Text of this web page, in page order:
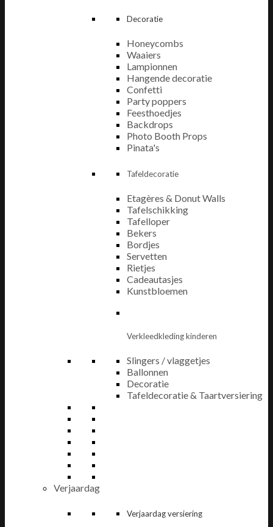
Decoratie
Honeycombs
Waaiers
Lampionnen
Hangende decoratie
Confetti
Party poppers
Feesthoedjes
Backdrops
Photo Booth Props
Pinata's
Tafeldecoratie
Etagères & Donut Walls
Tafelschikking
Tafelloper
Bekers
Bordjes
Servetten
Rietjes
Cadeautasjes
Kunstbloemen
Verkleedkleding kinderen
Slingers / vlaggetjes
Ballonnen
Decoratie
Tafeldecoratie & Taartversiering
Verjaardag
Verjaardag versiering